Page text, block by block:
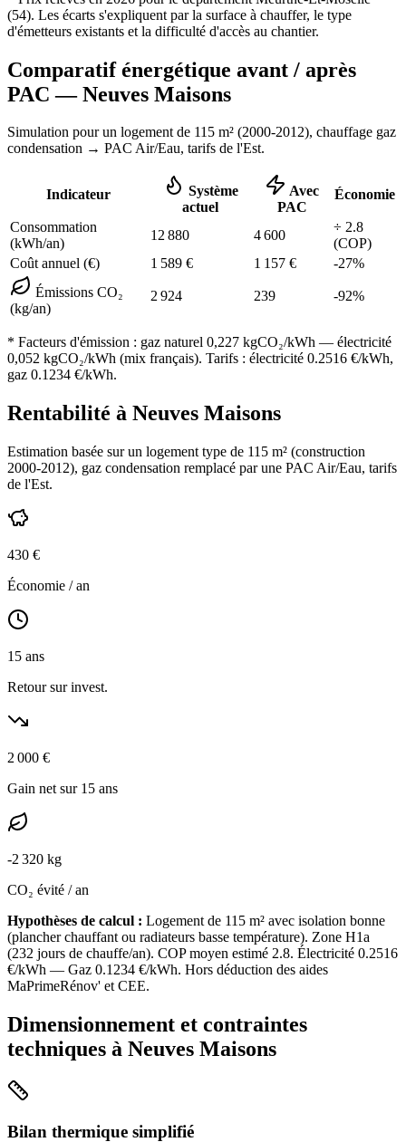
(54). Les écarts s'expliquent par la surface à chauffer, le type
d'émetteurs existants et la difficulté d'accès au chantier.
Comparatif énergétique avant / après
PAC —Neuves Maisons
Simulation pour un logement de 115 m² (2000-2012), chauffage gaz
condensation → PAC Air/Eau, tarifs de l'Est.
Indicateur
Système
actuel
Avec
PAC
Économie
Consommation
(kWh/an)
12 880 4 600
÷ 2.8
(COP)
Coût annuel (€)
1 589 € 1 157 € -27%
Émissions CO₂
(kg/an)
2 924 239 -92%
* Facteurs d'émission : gaz naturel 0,227 kgCO₂/kWh — électricité
0,052 kgCO₂/kWh (mix français). Tarifs : électricité 0.2516 €/kWh,
gaz 0.1234 €/kWh.
Rentabilité à Neuves Maisons
Estimation basée sur un logement type de 115 m² (construction
2000-2012), gaz condensation remplacé par une PAC Air/Eau, tarifs
de l'Est.
430 €
Économie / an
15 ans
Retour sur invest.
2 000 €
Gain net sur 15 ans
-2 320 kg
CO₂ évité / an
Hypothèses de calcul : Logement de 115 m² avec isolation bonne
(plancher chauffant ou radiateurs basse température). Zone H1a
(232 jours de chauffe/an). COP moyen estimé 2.8. Électricité 0.2516
€/kWh — Gaz 0.1234 €/kWh. Hors déduction des aides
MaPrimeRénov' et CEE.
Dimensionnement et contraintes
techniques à Neuves Maisons
Bilan thermique simplifié